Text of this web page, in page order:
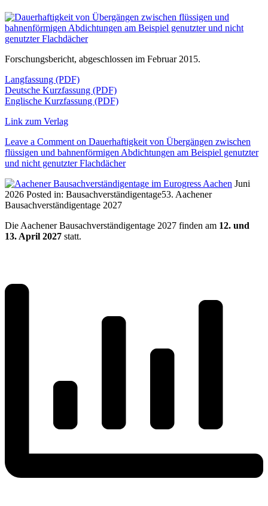
Forschungsbericht, abgeschlossen im Februar 2015.
Langfassung (PDF)
Deutsche Kurzfassung (PDF)
Englische Kurzfassung (PDF)
Link zum Verlag
Leave a Comment on Dauerhaftigkeit von Übergängen zwischen
flüssigen und bahnenförmigen Abdichtungen am Beispiel genutzter
und nicht genutzter Flachdächer
Juni
2026 Posted in: Bausachverständigentage53. Aachener
Bausachverständigentage 2027
Die Aachener Bausachverständigentage 2027 finden am 12. und
13. April 2027 statt.